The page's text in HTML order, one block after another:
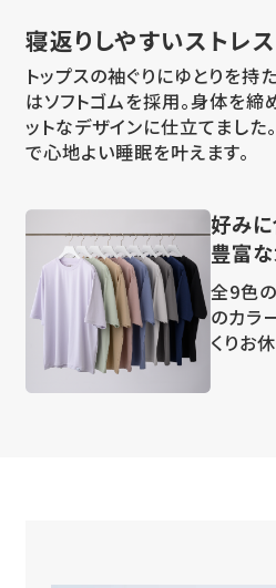
寝返りしやすいストレ
トップスの袖ぐりにゆとりを持
はソフトゴムを採用。身体を締
ットなデザインに仕立てました
で心地よい睡眠を叶えます。
好み
豊富
全9色
のカラ
くりお